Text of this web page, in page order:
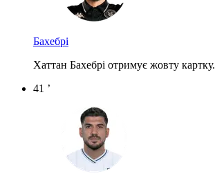
Бахебрі
Хаттан Бахебрі отримує жовту картку.
41 ’